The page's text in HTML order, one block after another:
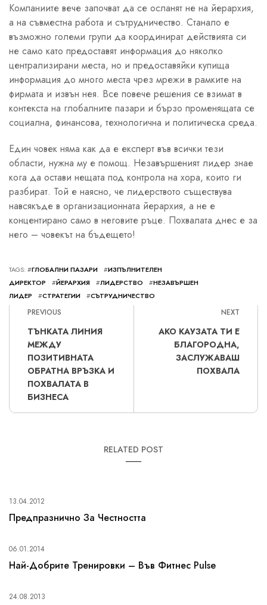
Компаниите вече започват да се осланят не на йерархия,
а на съвместна работа и сътрудничество. Станало е
възможно големи групи да координират действията си
не само като предоставят информация до няколко
централизирани места, но и предоставяйки купища
информация до много места чрез мрежи в рамките на
фирмата и извън нея. Все повече решения се взимат в
контекста на глобалните пазари и бързо променящата се
социална, финансова, технологична и политическа среда.
Един човек няма как да е експерт във всички тези
области, нужна му е помощ. Незавършеният лидер знае
кога да остави нещата под контрола на хора, които ги
разбират. Той е наясно, че лидерството съществува
навсякъде в организационната йерархия, а не е
концентирано само в неговите ръце. Похвалата днес е за
него – човекът на бъдещето!
TAGS: #ГЛОБАЛНИ ПАЗАРИ #ИЗПЪЛНИТЕЛЕН
ДИРЕКТОР
#ЙЕРАРХИЯ #ЛИДЕРСТВО #НЕЗАВЪРШЕН
ЛИДЕР
#СТРАТЕГИИ #СЪТРУДНИЧЕСТВО
PREVIOUS
ТЪНКАТА ЛИНИЯ
МЕЖДУ
ПОЗИТИВНАТА
ОБРАТНА ВРЪЗКА И
ПОХВАЛАТА В
БИЗНЕСА
NEXT
АКО КАУЗАТА ТИ Е
БЛАГОРОДНА,
ЗАСЛУЖАВАШ
ПОХВАЛА
RELATED POST
13.04.2012
Предпразнично За Честността
06.01.2014
Най-Добрите Тренировки – Във Фитнес Pulse
24.08.2013